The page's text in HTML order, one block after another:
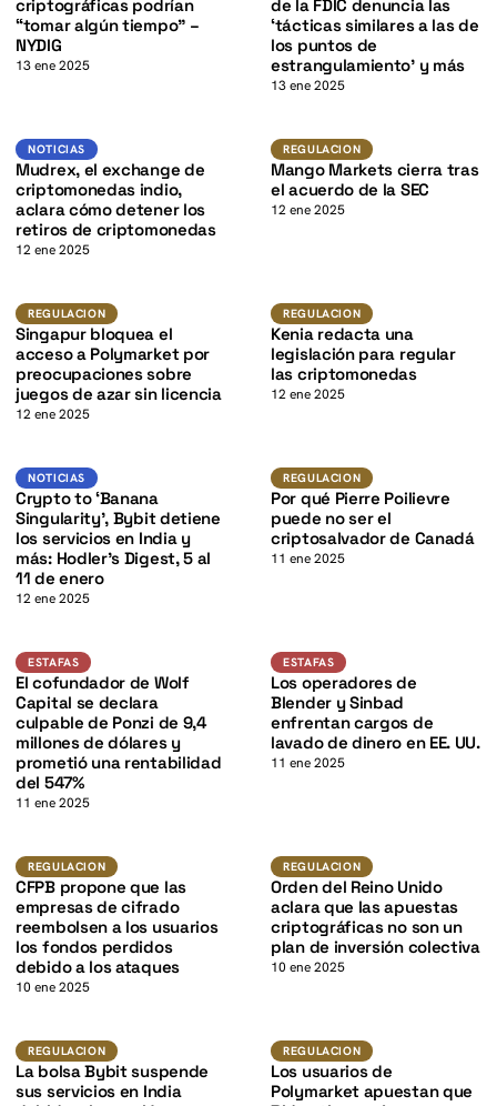
criptográficas podrían
“tomar algún tiempo” –
NYDIG
13 ene 2025
de la FDIC denuncia las
‘tácticas similares a las de
los puntos de
estrangulamiento’ y más
13 ene 2025
Noticias
K
NOTICIAS
Mudrex, el exchange de
criptomonedas indio,
aclara cómo detener los
retiros de criptomonedas
12 ene 2025
Regulacion
REGULACION
Mango Markets cierra tras
el acuerdo de la SEC
12 ene 2025
Regulacion
K
REGULACION
Singapur bloquea el
acceso a Polymarket por
preocupaciones sobre
juegos de azar sin licencia
12 ene 2025
Regulacion
REGULACION
Kenia redacta una
legislación para regular
las criptomonedas
12 ene 2025
Noticias
K
NOTICIAS
Crypto to ‘Banana
Singularity’, Bybit detiene
los servicios en India y
más: Hodler’s Digest, 5 al
11 de enero
12 ene 2025
Regulacion
REGULACION
Por qué Pierre Poilievre
puede no ser el
criptosalvador de Canadá
11 ene 2025
Estafas
K
ESTAFAS
El cofundador de Wolf
Capital se declara
culpable de Ponzi de 9,4
millones de dólares y
prometió una rentabilidad
del 547%
11 ene 2025
Estafas
ESTAFAS
Los operadores de
Blender y Sinbad
enfrentan cargos de
lavado de dinero en EE. UU.
11 ene 2025
Regulacion
K
REGULACION
CFPB propone que las
empresas de cifrado
reembolsen a los usuarios
los fondos perdidos
debido a los ataques
10 ene 2025
Regulacion
REGULACION
Orden del Reino Unido
aclara que las apuestas
criptográficas no son un
plan de inversión colectiva
10 ene 2025
Regulacion
K
REGULACION
La bolsa Bybit suspende
sus servicios en India
Regulacion
REGULACION
Los usuarios de
Polymarket apuestan que